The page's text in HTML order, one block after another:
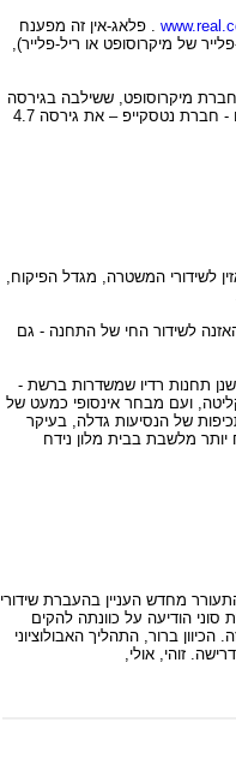
. פלאג-אין זה מפענח
של מיקרוסופט או ריל-פלייר),
חברת מיקרוסופט, ששילבה בגירסה
5 של תוכנת האקספלורר, יישום המאפשר האזנה לתחנות רדיו רבות המשדרות ברשת. בימים אלה שחררה המתחרה העיקרית של מיקרוסופט בשוק הדפדפנים - חברת נטסקייפ – את גירסה 4.7
לשידורי המשטרה, מגדל הפיקוח,
לשידור החי של התחנה - גם
תחנות רדיו שמשדרות ברשת -
ועם מבחר אינסופי כמעט של
של הנסיעות גדלה, בעיקר
יותר מלשבת בבית מלון נידח
מחדש העניין בהעברת שידורי
הודיעה על כוונתה להקים
בכיוון זה. הכיוון ברור, התהליך האבולוציוני
זוהי, אולי,